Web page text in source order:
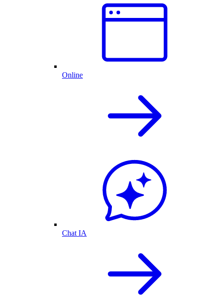
Online
Chat IA